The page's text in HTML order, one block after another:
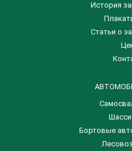
История
Статьи о
Бортовые